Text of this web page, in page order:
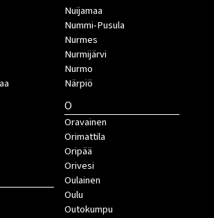
Nuijamaa
Nummi-Pusula
Nurmes
Nurmijärvi
Nurmo
Närpiö
O
Oravainen
Orimattila
Oripää
Orivesi
Oulainen
Oulu
Outokumpu